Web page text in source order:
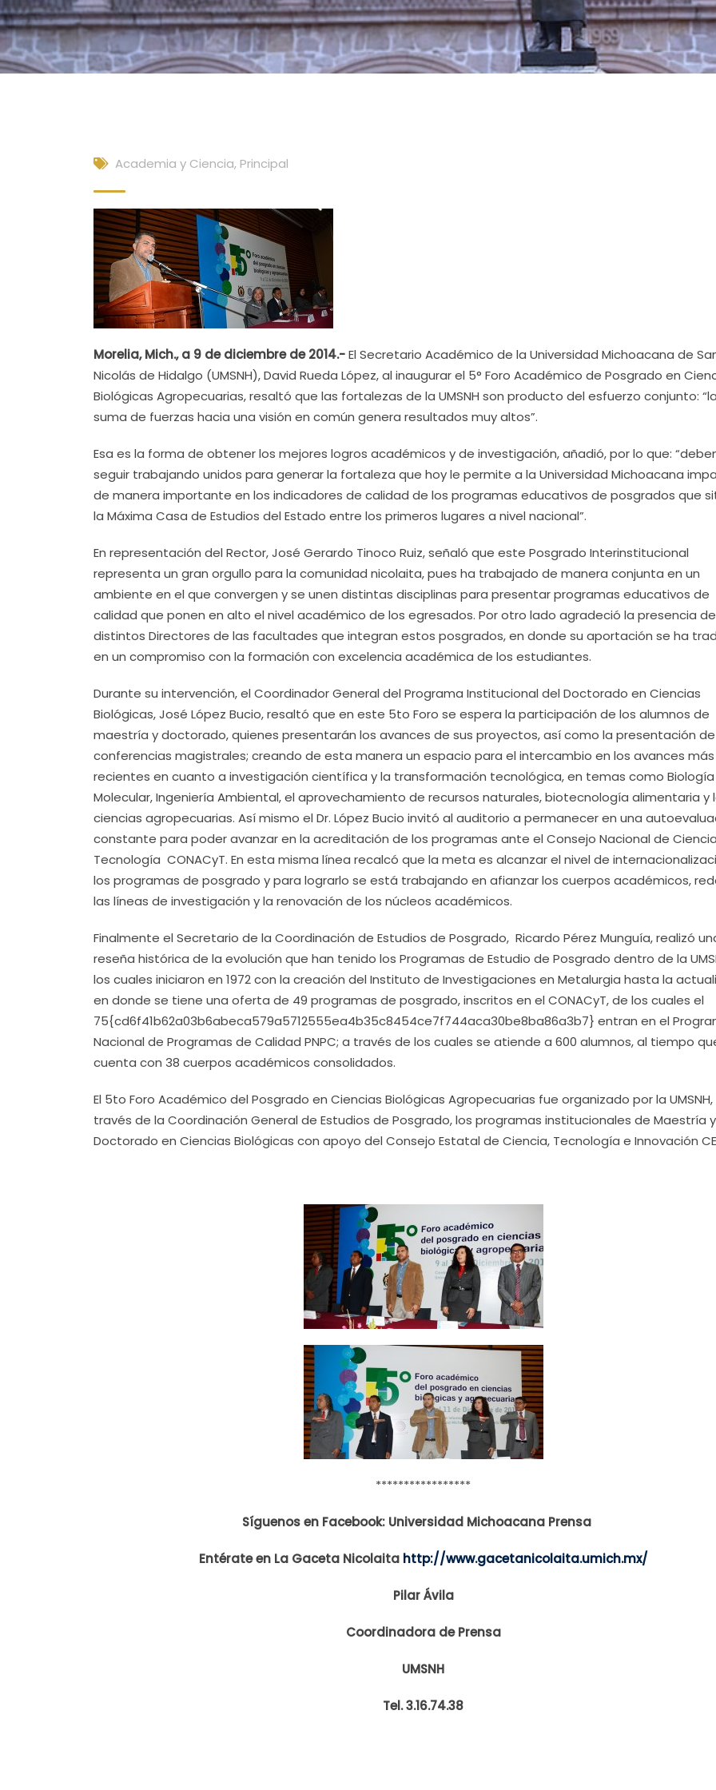
Academia y Ciencia, Principal
Morelia, Mich., a 9 de diciembre de 2014.-El Secretario Académico de la Universidad Michoacana de
Nicolás de Hidalgo (UMSNH), David Rueda López, al inaugurar el 5° Foro Académico de Posgrado en
Biológicas Agropecuarias, resaltó que las fortalezas de la UMSNH son producto del esfuerzo conjunto: “la
suma de fuerzas hacia una visión en común genera resultados muy altos”.
Esa es la forma de obtener los mejores logros académicos y de investigación, añadió, por lo que:
seguir trabajando unidos para generar la fortaleza que hoy le permite a la Universidad Michoacana
de manera importante en los indicadores de calidad de los programas educativos de posgrados que
la Máxima Casa de Estudios del Estado entre los primeros lugares a nivel nacional”.
En representación del Rector, José Gerardo Tinoco Ruiz, señaló que este Posgrado Interinstitucional
representa un gran orgullo para la comunidad nicolaita, pues ha trabajado de manera conjunta en un
ambiente en el que convergen y se unen distintas disciplinas para presentar programas educativos de
calidad que ponen en alto el nivel académico de los egresados. Por otro lado agradeció la presencia
distintos Directores de las facultades que integran estos posgrados, en donde su aportación se ha
en un compromiso con la formación con excelencia académica de los estudiantes.
Durante su intervención, el Coordinador General del Programa Institucional del Doctorado en Ciencias
Biológicas, José López Bucio, resaltó que en este 5to Foro se espera la participación de los alumnos de
maestría y doctorado, quienes presentarán los avances de sus proyectos, así como la presentación de
conferencias magistrales; creando de esta manera un espacio para el intercambio en los avances más
recientes en cuanto a investigación científica y la transformación tecnológica, en temas como Biología
Molecular, Ingeniería Ambiental, el aprovechamiento de recursos naturales, biotecnología alimentaria y
ciencias agropecuarias. Así mismo el Dr. López Bucio invitó al auditorio a permanecer en una
constante para poder avanzar en la acreditación de los programas ante el Consejo Nacional de
Tecnología CONACyT. En esta misma línea recalcó que la meta es alcanzar el nivel de
los programas de posgrado y para lograrlo se está trabajando en afianzar los cuerpos académicos,
las líneas de investigación y la renovación de los núcleos académicos.
Finalmente el Secretario de la Coordinación de Estudios de Posgrado, Ricardo Pérez Munguía, realizó
reseña histórica de la evolución que han tenido los Programas de Estudio de Posgrado dentro de la
los cuales iniciaron en 1972 con la creación del Instituto de Investigaciones en Metalurgia hasta la
en donde se tiene una oferta de 49 programas de posgrado, inscritos en el CONACyT, de los cuales el
75{cd6f41b62a03b6abeca579a5712555ea4b35c8454ce7f744aca30be8ba86a3b7} entran en el
Nacional de Programas de Calidad PNPC; a través de los cuales se atiende a 600 alumnos, al tiempo
cuenta con 38 cuerpos académicos consolidados.
El 5to Foro Académico del Posgrado en Ciencias Biológicas Agropecuarias fue organizado por la UMSNH,
través de la Coordinación General de Estudios de Posgrado, los programas institucionales de Maestría y
Doctorado en Ciencias Biológicas con apoyo del Consejo Estatal de Ciencia, Tecnología e Innovación
*****************
Síguenos en Facebook: Universidad Michoacana Prensa
Entérate en La Gaceta Nicolaita http://www.gacetanicolaita.umich.mx/
Pilar Ávila
Coordinadora de Prensa
UMSNH
Tel. 3.16.74.38